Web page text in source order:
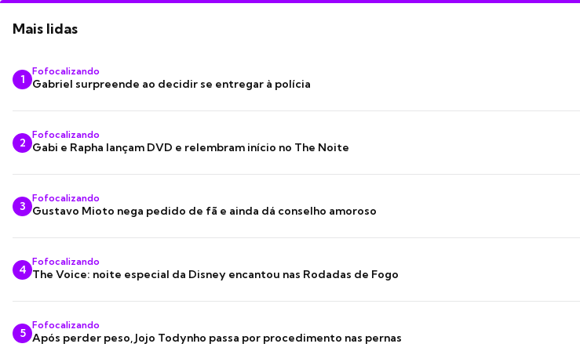
Mais lidas
1
Fofocalizando
Gabriel surpreende ao decidir se entregar à polícia
2
Fofocalizando
Gabi e Rapha lançam DVD e relembram início no The Noite
3
Fofocalizando
Gustavo Mioto nega pedido de fã e ainda dá conselho amoroso
4
Fofocalizando
The Voice: noite especial da Disney encantou nas Rodadas de Fogo
5
Fofocalizando
Após perder peso, Jojo Todynho passa por procedimento nas pernas